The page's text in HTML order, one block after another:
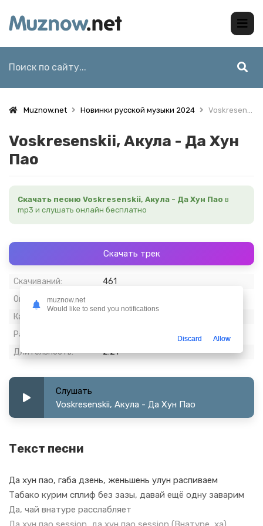
Muznow.net Новинки русской музыки 2024 Voskresenskii, Акула - Да Хун Пао
Voskresenskii, Акула - Да Хун
Пао
Скачать песню Voskresenskii, Акула - Да Хун Пао в
mp3 и слушать онлайн бесплатно
Скачать трек
Скачиваний:
461
Опубликовано:
Качество:
Размер:
Длительность:
2:21
Слушать
Voskresenskii, Акула - Да Хун Пао
Текст песни
Да хун пао, габа дзень, женьшень улун распиваем
Табако курим сплиф без зазы, давай ещё одну заварим
Да, чай внатуре расслабляет
muznow.net
Would like to send you notifications
Discard Allow